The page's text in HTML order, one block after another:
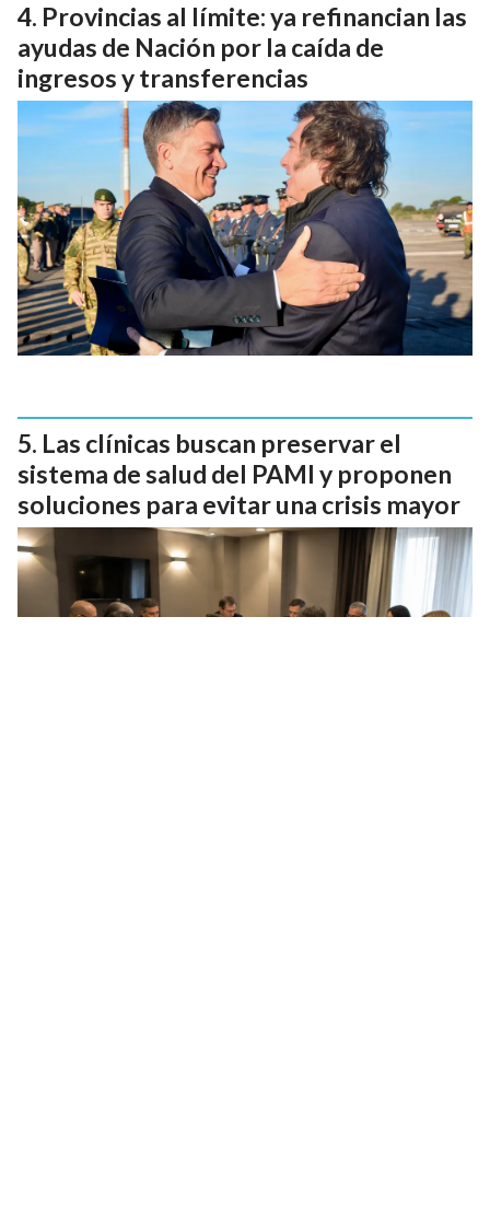
Provincias al límite: ya refinancian las
ayudas de Nación por la caída de
ingresos y transferencias
Las clínicas buscan preservar el
sistema de salud del PAMI y proponen
soluciones para evitar una crisis mayor